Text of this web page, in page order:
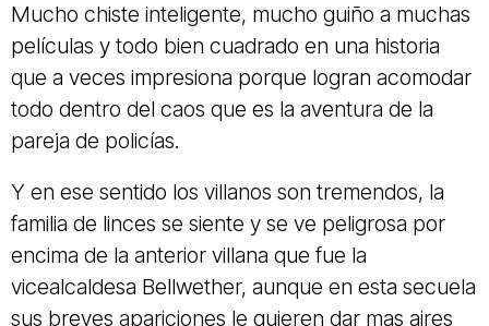
Mucho chiste inteligente, mucho guiño a muchas
películas y todo bien cuadrado en una historia
que a veces impresiona porque logran acomodar
todo dentro del caos que es la aventura de la
pareja de policías.
Y en ese sentido los villanos son tremendos, la
familia de linces se siente y se ve peligrosa por
encima de la anterior villana que fue la
vicealcaldesa Bellwether, aunque en esta secuela
sus breves apariciones le quieren dar mas aires